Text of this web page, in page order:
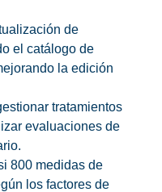
de
el catálogo de
la edición
tratamientos
evaluaciones de
800 medidas de
los factores de